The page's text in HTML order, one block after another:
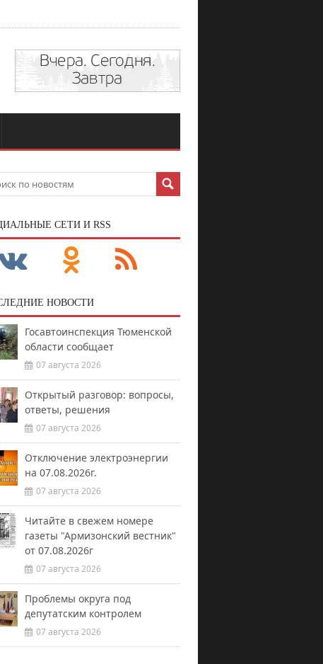
СЕТИ И RSS
НОВОСТИ
Госавтоинспекция Тюменской
области сообщает
07 августа 2026
Открытый разговор: вопросы,
ответы, решения
07 августа 2026
Отключение электроэнергии
на 07.08.2026г.
07 августа 2026
Читайте в свежем номере
газеты "Армизонский вестник"
от 07.08.2026г
07 августа 2026
Проблемы округа под
депутатским контролем
07 августа 2026